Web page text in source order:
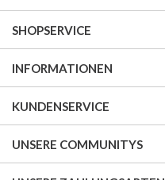
SHOPSERVICE
INFORMATIONEN
KUNDENSERVICE
UNSERE COMMUNITYS